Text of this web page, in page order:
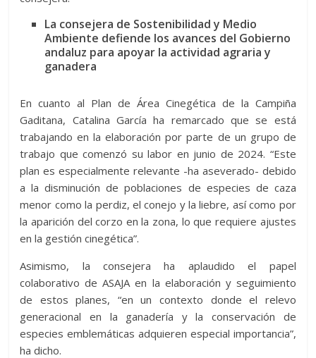
La consejera de Sostenibilidad y Medio
Ambiente defiende los avances del Gobierno
andaluz para apoyar la actividad agraria y
ganadera
En cuanto al Plan de Área Cinegética de la Campiña
Gaditana, Catalina García ha remarcado que se está
trabajando en la elaboración por parte de un grupo de
trabajo que comenzó su labor en junio de 2024. “Este
plan es especialmente relevante -ha aseverado- debido
a la disminución de poblaciones de especies de caza
menor como la perdiz, el conejo y la liebre, así como por
la aparición del corzo en la zona, lo que requiere ajustes
en la gestión cinegética”.
Asimismo, la consejera ha aplaudido el papel
colaborativo de ASAJA en la elaboración y seguimiento
de estos planes, “en un contexto donde el relevo
generacional en la ganadería y la conservación de
especies emblemáticas adquieren especial importancia”,
ha dicho.